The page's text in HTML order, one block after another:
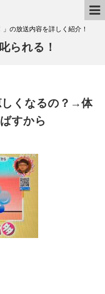
の放送内容を詳しく紹介！
られる！
しくなるの？→体
すから